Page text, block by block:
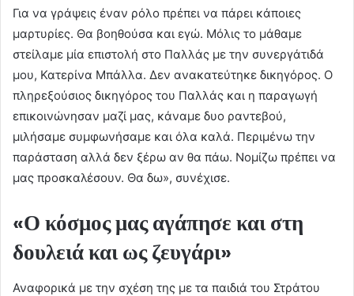
Για να γράψεις έναν ρόλο πρέπει να πάρει κάποιες
μαρτυρίες. Θα βοηθούσα και εγώ. Μόλις το μάθαμε
στείλαμε μία επιστολή στο Παλλάς με την συνεργάτιδά
μου, Κατερίνα Μπάλλα. Δεν ανακατεύτηκε δικηγόρος. Ο
πληρεξούσιος δικηγόρος του Παλλάς και η παραγωγή
επικοινώνησαν μαζί μας, κάναμε δυο ραντεβού,
μιλήσαμε συμφωνήσαμε και όλα καλά. Περιμένω την
παράσταση αλλά δεν ξέρω αν θα πάω. Νομίζω πρέπει να
μας προσκαλέσουν. Θα δω», συνέχισε.
«Ο κόσμος μας αγάπησε και στη
δουλειά και ως ζευγάρι»
Αναφορικά με την σχέση της με τα παιδιά του Στράτου